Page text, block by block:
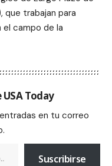
que trabajan para
el campo de la
Today
en tu correo
Suscribirse